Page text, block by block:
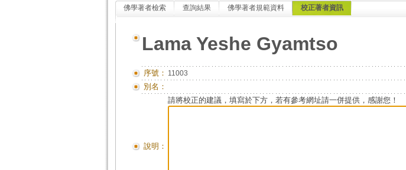
佛學著者檢索 查詢結果 佛學著者規範資料 校正著者資訊
Lama Yeshe Gyamtso
序號： 11003
別名：
說明：
請將校正的建議，填寫於下方，若有參考網址請一併提供，感謝您！